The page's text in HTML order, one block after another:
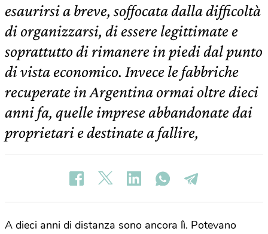
esaurirsi a breve, soffocata dalla difficoltà
di organizzarsi, di essere legittimate e
soprattutto di rimanere in piedi dal punto
di vista economico. Invece le fabbriche
recuperate in Argentina ormai oltre dieci
anni fa, quelle imprese abbandonate dai
proprietari e destinate a fallire,
A dieci anni di distanza sono ancora lì. Potevano